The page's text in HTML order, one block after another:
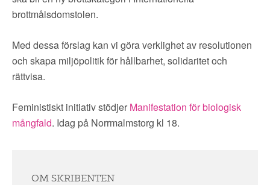
brottmålsdomstolen.
Med dessa förslag kan vi göra verklighet av resolutionen
och skapa miljöpolitik för hållbarhet, solidaritet och
rättvisa.
Feministiskt initiativ stödjer Manifestation för biologisk
mångfald. Idag på Norrmalmstorg kl 18.
OM SKRIBENTEN